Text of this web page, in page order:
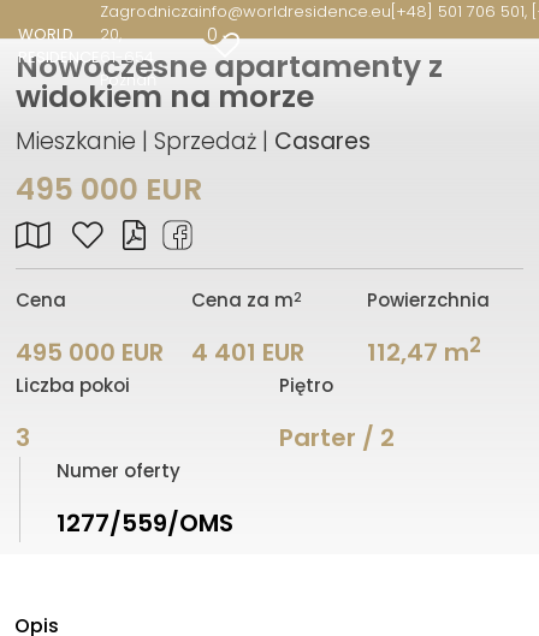
WORLD
RESIDENCE
Zagrodnicza
20
61-654
Poznań
info@worldresidence.eu[+48] 501 706
0
Nowoczesne apartamenty z
widokiem na morze
Mieszkanie | Sprzedaż | Casares
495 000 EUR
Cena
495 000 EUR
Cena za m2
4 401 EUR
Powierzchnia
112,47 m2
Liczba pokoi
3
Piętro
Parter / 2
Numer oferty
1277/559/OMS
Opis